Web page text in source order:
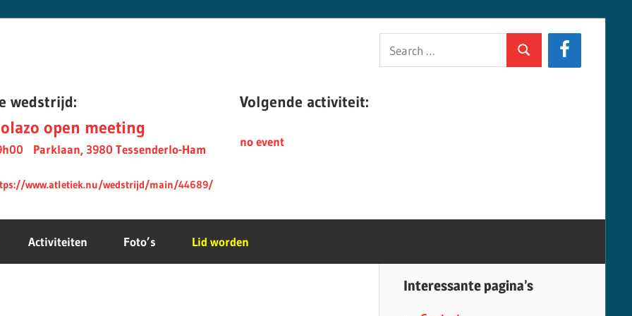
for:
Search
wedstrijd:
open meeting
Parklaan, 3980 Tessenderlo-Ham
www.atletiek.nu/wedstrijd/main/44689/
Volgende activiteit:
no event
Activiteiten Foto’s Lid worden
Interessante pagina’s